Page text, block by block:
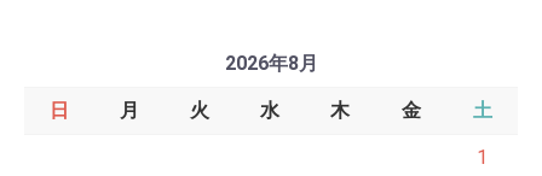
2026年8月
日 月 火 水 木 金 土
1